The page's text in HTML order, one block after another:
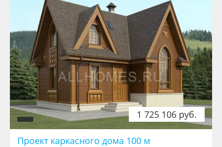
1 725 106 руб.
Проект каркасного дома 100 м